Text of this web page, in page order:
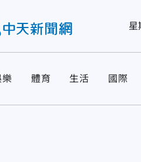
星
樂 體育 生活 國際